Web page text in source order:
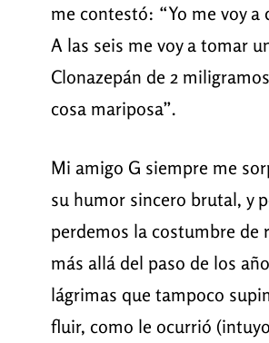
me contestó: “Yo me voy a
A las seis me voy a tomar
Clonazepán de 2
cosa mariposa”.
Mi amigo G siempre me
su humor sincero brutal, y
perdemos la costumbre de
más allá del paso de los
lágrimas que tampoco
fluir, como le ocurrió